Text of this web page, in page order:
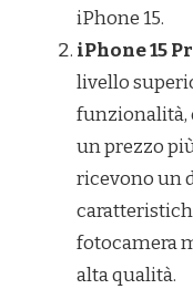
iPhone 15.
iPhone 15
livello
funzionalità,
un prezzo
ricevono un
fotocamera
alta qualità.